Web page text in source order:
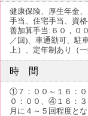
健康保険、厚生年金
手当、住宅手当、資
善加算手当:６０，０
／回)、車通勤可、駐
上）、定年制あり（
時 間
①７：００～１６：
０：００、④１６：
月に４～５回程度とな